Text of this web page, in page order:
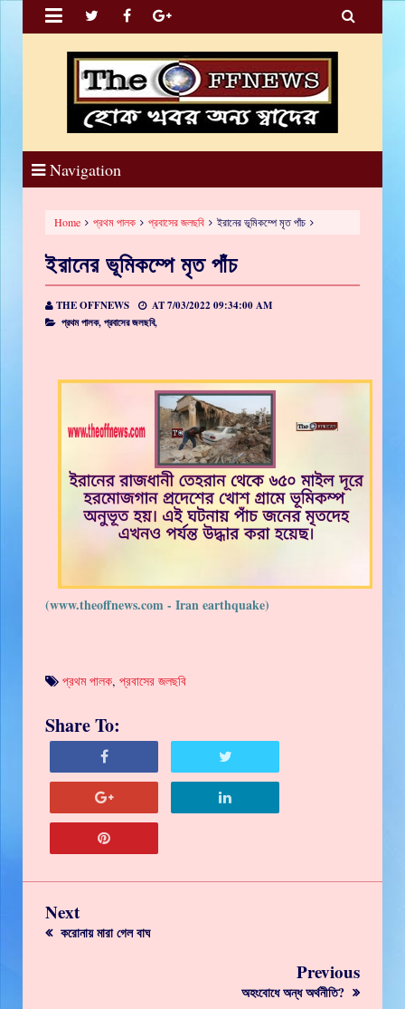
 
Navigation
Home প্রথম পালক প্রবাসের জলছবি ইরানের ভূমিকম্পে মৃত পাঁচ
ইরানের ভূমিকম্পে মৃত পাঁচ
THE OFFNEWS AT7/03/2022 09:34:00 AM
প্রথম পালক,প্রবাসের জলছবি,
(www.theoffnews.com - Iran earthquake)
প্রথম পালক, প্রবাসের জলছবি
Share To:
Next
করোনায় মারা গেল বাঘ
Previous
অহংবোধে অন্ধ অর্থনীতি?